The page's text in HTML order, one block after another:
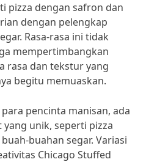
pizza dengan safron dan
dengan pelengkap
Rasa-rasa ini tidak
mempertimbangkan
rasa dan tekstur yang
begitu memuaskan.
pencinta manisan, ada
unik, seperti pizza
buahan segar. Variasi
Chicago Stuffed